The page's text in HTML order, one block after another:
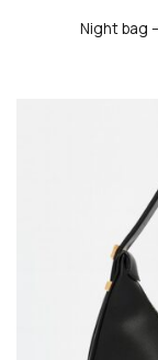
Night bag